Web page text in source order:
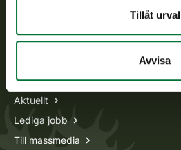
Tillåt urval
Avvisa
Information om oss
Aktuellt
Lediga jobb
Till massmedia